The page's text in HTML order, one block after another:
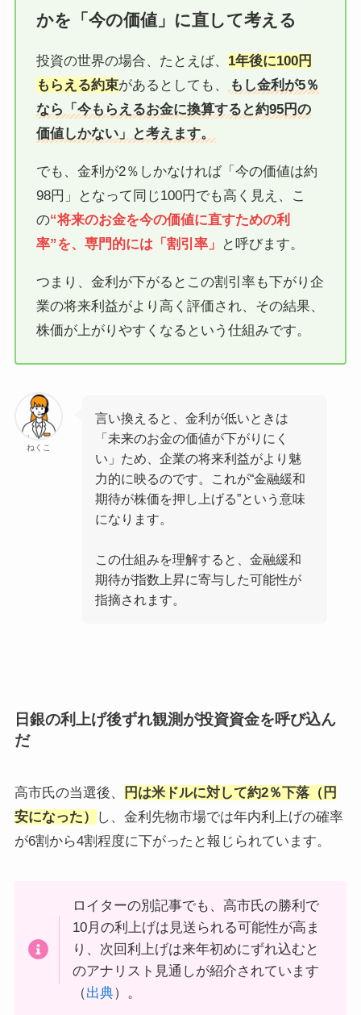
かを「今の価値」に直して考える
投資の世界の場合、たとえば、 1年後に100円
もらえる約束があるとしても、
もし金利が5％
なら「今もらえるお金に換算すると約95円の
価値しかない」と考えます。
でも、金利が2％しかなければ「今の価値は約
98円」となって同じ100円でも高く見え、こ
の“将来のお金を今の価値に直すための利
率”を、専門的には「割引率」
と呼びます。
つまり、金利が下がるとこの割引率も下がり企
業の将来利益がより高く評価され、その結果、
株価が上がりやすくなるという仕組みです。
ねくこ
言い換えると、金利が低いときは
「未来のお金の価値が下がりにく
い」ため、企業の将来利益がより魅
力的に映るのです。これが“金融緩和
期待が株価を押し上げる”という意味
になります。
この仕組みを理解すると、金融緩和
期待が指数上昇に寄与した可能性が
指摘されます。
日銀の利上げ後ずれ観測が投資資金を呼び込ん
だ
高市氏の当選後、 円は米ドルに対して約2％下落（円
安になった）
し、金利先物市場では年内利上げの確率
が6割から4割程度に下がったと報じられています。
ロイターの別記事でも、高市氏の勝利で
10月の利上げは見送られる可能性が高ま
り、次回利上げは来年初めにずれ込むと
のアナリスト見通しが紹介されています
（出典）。